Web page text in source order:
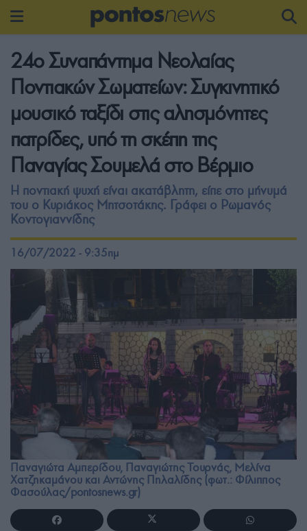
24ο Συναπάντημα Νεολαίας
Ποντιακών Σωματείων: Συγκινητικό
μουσικό ταξίδι στις αλησμόνητες
πατρίδες, υπό τη σκέπη της
Παναγίας Σουμελά στο Βέρμιο
Η ποντιακή ψυχή είναι ακατάβλητη, είπε στο μήνυμά
του ο Κυριάκος Μητσοτάκης. Γράφει ο Ρωμανός
Κοντογιαννίδης
16/07/2022 - 9:35πμ
Παναγιώτα Αμπερίδου, Παναγιώτης Τουρνάς, Μελίνα
Χατζηκαμάνου και Αντώνης Πηλαλίδης (φωτ.: Φίλιππος
Φασούλας/pontosnews.gr)